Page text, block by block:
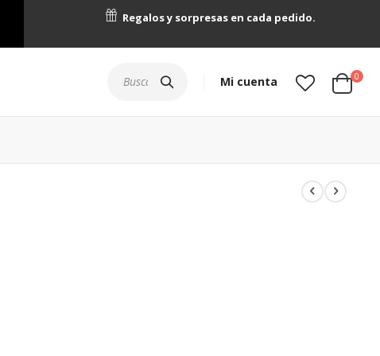
Regalos y sorpresas en cada pedido.
Mi cuenta Cart
0